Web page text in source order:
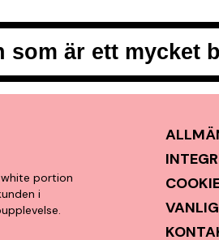
är ett mycket
portion
i